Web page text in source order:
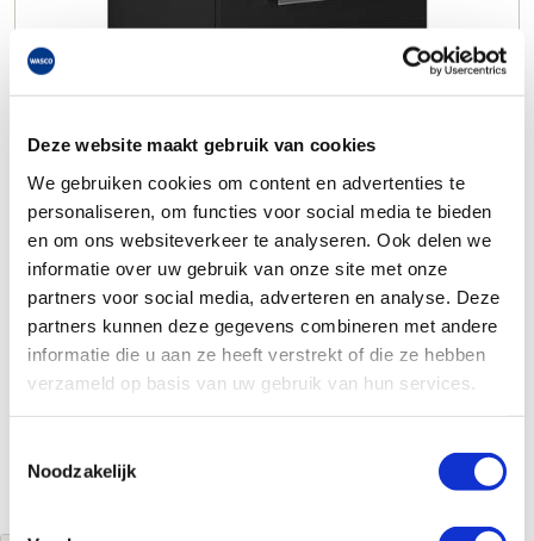
Deze website maakt gebruik van cookies
We gebruiken cookies om content en advertenties te
personaliseren, om functies voor social media te bieden
en om ons websiteverkeer te analyseren. Ook delen we
informatie over uw gebruik van onze site met onze
partners voor social media, adverteren en analyse. Deze
partners kunnen deze gegevens combineren met andere
informatie die u aan ze heeft verstrekt of die ze hebben
verzameld op basis van uw gebruik van hun services.
Noodzakelijk